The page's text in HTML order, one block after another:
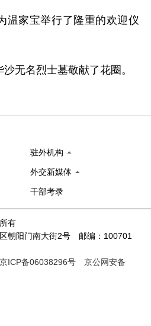
家宝举行了隆重的欢迎仪
名烈士墓敬献了花圈。
驻外机构
外交新媒体
干部考录
有
朝阳门南大街2号 邮编：100701
京ICP备06038296号
京公网安备